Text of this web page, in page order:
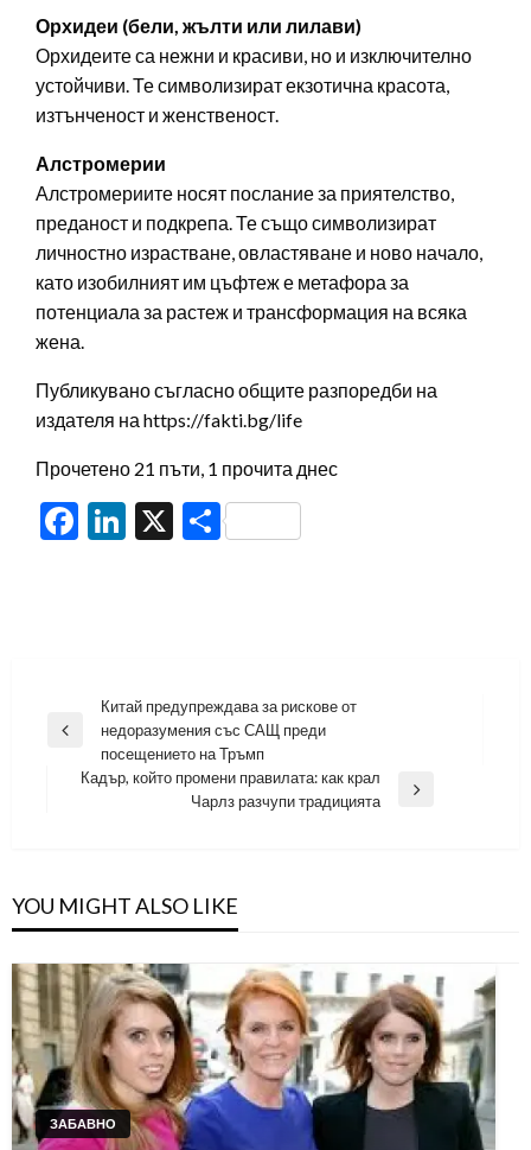
Орхидеи (бели, жълти или лилави)
Орхидеите са нежни и красиви, но и изключително
устойчиви. Те символизират екзотична красота,
изтънченост и женственост.
Алстромерии
Алстромериите носят послание за приятелство,
преданост и подкрепа. Те също символизират
личностно израстване, овластяване и ново начало,
като изобилният им цъфтеж е метафора за
потенциала за растеж и трансформация на всяка
жена.
Публикувано съгласно общите разпоредби на
издателя на https://fakti.bg/life
Прочетено 21 пъти, 1 прочита днес
Facebook
LinkedIn
X Share
Навигация
Previous
Китай предупреждава за рискове от
недоразумения със САЩ преди
посещението на Тръмп
Кадър, който промени правилата: как крал
Чарлз разчупи традицията
YOU MIGHT ALSO LIKE
ЗАБАВНО